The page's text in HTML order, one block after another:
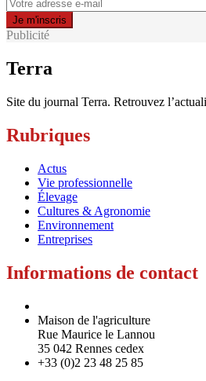
Publicité
Terra
Site du journal Terra. Retrouvez
Rubriques
Actus
Vie professionnelle
Élevage
Cultures & Agronomie
Environnement
Entreprises
Informations de contact
Maison de l'agriculture
Rue Maurice le Lannou
35 042 Rennes cedex
+33 (0)2 23 48 25 85